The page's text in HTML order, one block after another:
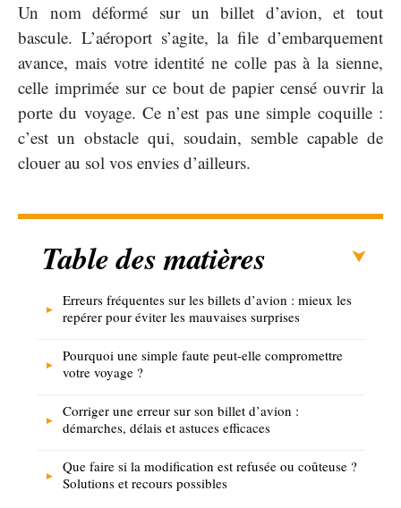
Un nom déformé sur un billet d’avion, et tout
bascule. L’aéroport s’agite, la file d’embarquement
avance, mais votre identité ne colle pas à la sienne,
celle imprimée sur ce bout de papier censé ouvrir la
porte du voyage. Ce n’est pas une simple coquille :
c’est un obstacle qui, soudain, semble capable de
clouer au sol vos envies d’ailleurs.
Table des matières
Erreurs fréquentes sur les billets d’avion : mieux les
repérer pour éviter les mauvaises surprises
Pourquoi une simple faute peut-elle compromettre
votre voyage ?
Corriger une erreur sur son billet d’avion :
démarches, délais et astuces efficaces
Que faire si la modification est refusée ou coûteuse ?
Solutions et recours possibles